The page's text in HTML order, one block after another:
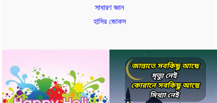
সাধারণ জ্ঞান
হাসির জোকস